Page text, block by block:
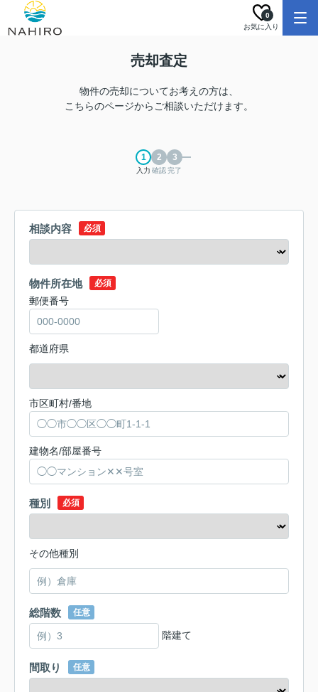
お気に入り
0
売却査定
物件の売却についてお考えの方は、
こちらのページからご相談いただけます。
入力 確認完了
相談内容 必須
物件所在地 必須
郵便番号
都道府県
市区町村/番地
建物名/部屋番号
種別 必須
その他種別
総階数 任意
階建て
間取り 任意